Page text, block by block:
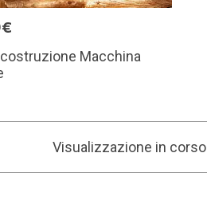
Macchina
Visualizzazione in